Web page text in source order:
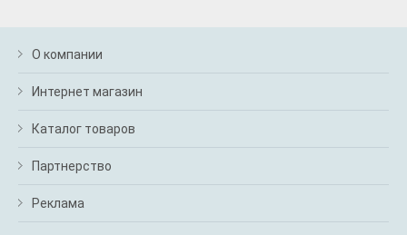
О компании
Интернет магазин
Каталог товаров
Партнерство
Реклама